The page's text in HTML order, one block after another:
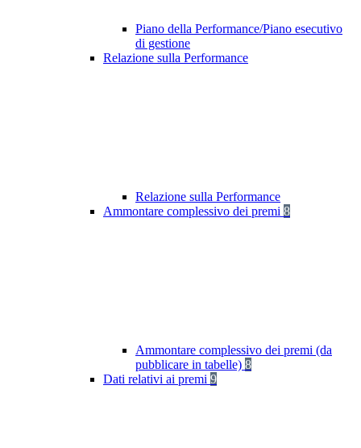
Piano della Performance/Piano esecutivo
di gestione
Relazione sulla Performance
Relazione sulla Performance
Ammontare complessivo dei premi 8
Ammontare complessivo dei premi (da
pubblicare in tabelle) 8
Dati relativi ai premi 9